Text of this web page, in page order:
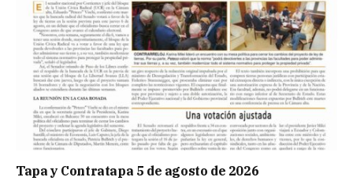
Tapa y Contratapa 5 de agosto de 2026